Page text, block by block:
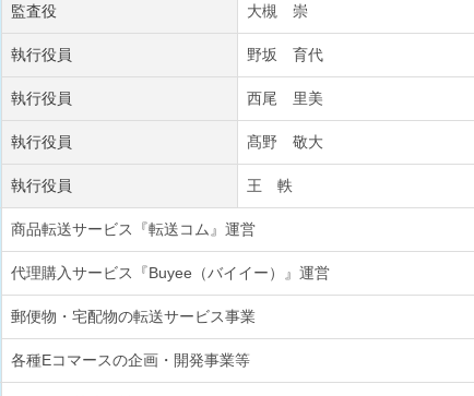
監査役 大槻 崇
執行役員 野坂 育代
執行役員 西尾 里美
執行役員 髙野 敬大
執行役員 王 軼
商品転送サービス『転送コム』運営
代理購入サービス『Buyee（バイイー）』運営
郵便物・宅配物の転送サービス事業
各種Eコマースの企画・開発事業等